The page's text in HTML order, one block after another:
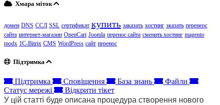
Хмара міток
домен DNS ССЛ SSL сертификат купить заказать хостинг зказать перенеос
сайта интернет-магазин OpenCart Joomla перенос сайта сменить хостинг magento
modx 1C-Bitrix CMS WordPress сайт перенос
Підтримка
Підтримка Сповіщення База знань
Файли
Статус мережі
Відкрити тікет
У цій статті буде описана процедура створення нового